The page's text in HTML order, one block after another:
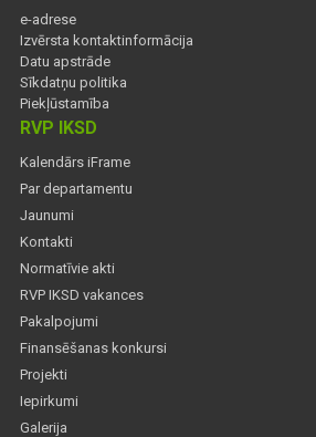
e-adrese
Izvērsta kontaktinformācija
Datu apstrāde
Sīkdatņu politika
Piekļūstamība
RVP IKSD
Kalendārs iFrame
Par departamentu
Jaunumi
Kontakti
Normatīvie akti
RVP IKSD vakances
Pakalpojumi
Finansēšanas konkursi
Projekti
Iepirkumi
Galerija